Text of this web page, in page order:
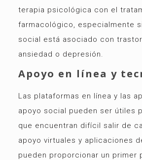
terapia psicológica con el
farmacológico, especialmente
social está asociado con
ansiedad o depresión.
Apoyo en línea y
Las plataformas en línea y las
apoyo social pueden ser útiles
que encuentran difícil salir de
apoyo virtuales y aplicaciones
pueden proporcionar un primer